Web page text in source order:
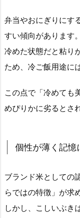
弁当やおにぎりにす
すい傾向があります。
冷めた状態だと粘り
ため、冷ご飯用途に
この点で「冷めても
めぴりかに劣るとさ
個性が薄く記憶
ブランド米としての
らではの特徴」が求
しかし、こしいぶき